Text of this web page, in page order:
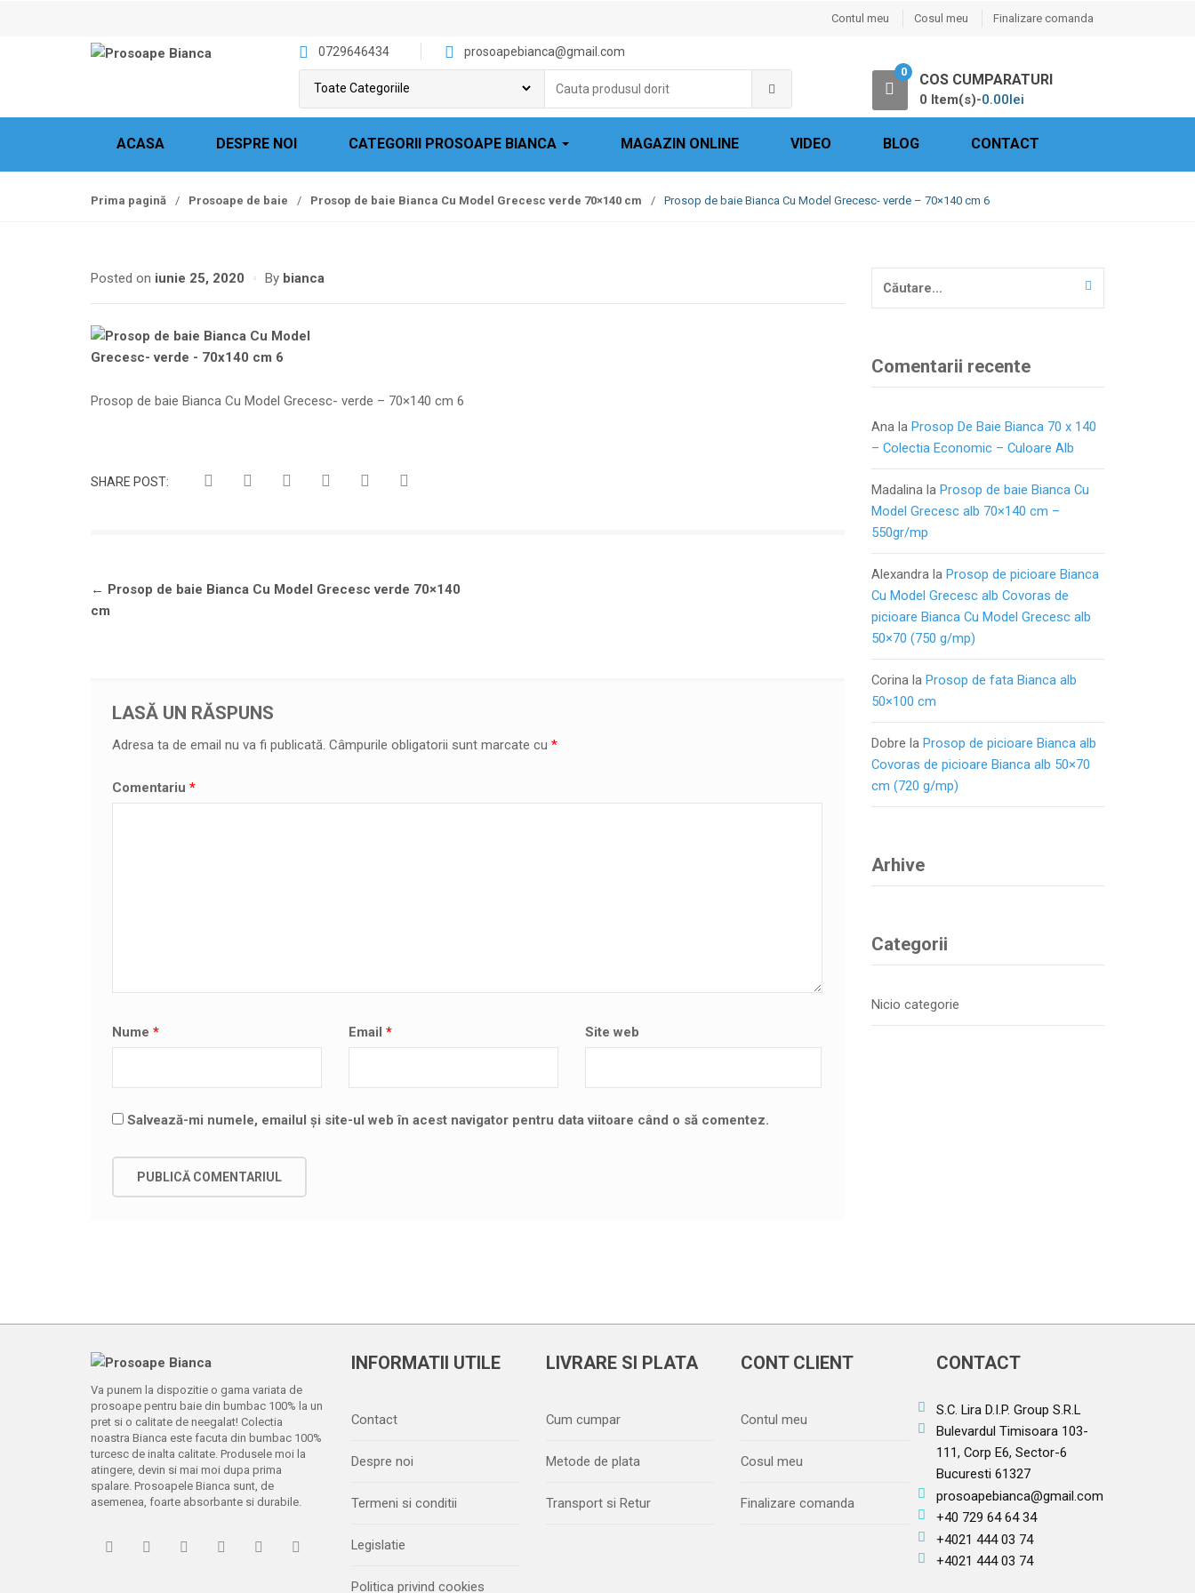
o
o
Contul meu Cosul meu Finalizare comanda
0729646434 prosoapebianca@gmail.com
produsul
dorit:
0 COS CUMPARATURI
0 Item(s)-0.00lei
ACASA DESPRE NOI CATEGORII PROSOAPE BIANCA MAGAZIN ONLINE VIDEO BLOG CONTACT
Prima pagină / Prosoape de baie / Prosop de baie Bianca Cu Model Grecesc verde 70×140 cm / Prosop de baie Bianca Cu Model Grecesc- verde – 70×140 cm 6
Posted on iunie 25, 2020 By bianca
Prosop de baie Bianca Cu Model Grecesc- verde – 70×140 cm 6
SHARE POST:
Navigare
în
← Prosop de baie Bianca Cu Model Grecesc verde 70×140
cm
LASĂ UN RĂSPUNS
Adresa ta de email nu va fi publicată. Câmpurile obligatorii sunt marcate cu*
Comentariu*
Nume* Email* Site web
Salvează-mi numele, emailul și site-ul web în acest navigator pentru data viitoare când o să comentez.
Comentarii recente
Anala Prosop De Baie Bianca 70 x 140
– Colectia Economic – Culoare Alb
Madalinala Prosop de baie Bianca Cu
Model Grecesc alb 70×140 cm –
550gr/mp
Alexandrala Prosop de picioare Bianca
Cu Model Grecesc alb Covoras de
picioare Bianca Cu Model Grecesc alb
50×70 (750 g/mp)
Corinala Prosop de fata Bianca alb
50×100 cm
Dobre la Prosop de picioare Bianca alb
Covoras de picioare Bianca alb 50×70
cm (720 g/mp)
Arhive
Categorii
Nicio categorie
Va punem la dispozitie o gama variata de
prosoape pentru baie din bumbac 100% la un
pret si o calitate de neegalat! Colectia
noastra Bianca este facuta din bumbac 100%
turcesc de inalta calitate. Produsele moi la
atingere, devin si mai moi dupa prima
spalare. Prosoapele Bianca sunt, de
asemenea, foarte absorbante si durabile.
INFORMATII UTILE
Contact
Despre noi
Termeni si conditii
Legislatie
Politica privind cookies
LIVRARE SI PLATA
Cum cumpar
Metode de plata
Transport si Retur
CONT CLIENT
Contul meu
Cosul meu
Finalizare comanda
CONTACT
S.C. Lira D.I.P. Group S.R.L
Bulevardul Timisoara 103-
111, Corp E6, Sector-6
Bucuresti 61327
prosoapebianca@gmail.com
+40 729 64 64 34
+4021 444 03 74
+4021 444 03 74